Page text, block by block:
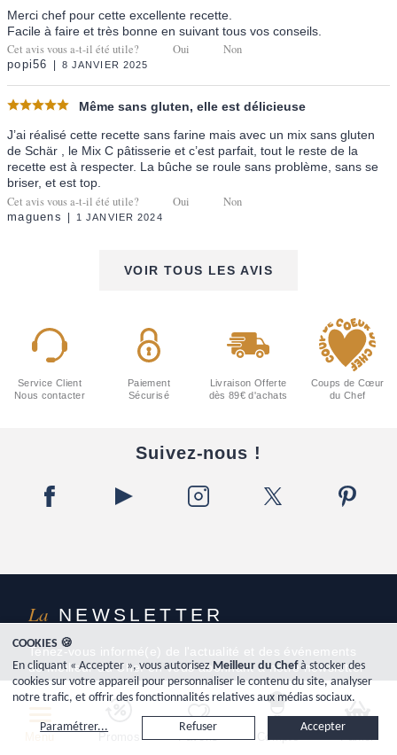
Favoris Compte Panier
Merci chef pour cette excellente recette.
Facile à faire et très bonne en suivant tous vos conseils.
Cet avis vous a-t-il été utile? Oui Non
popi56 8 JANVIER 2025
Même sans gluten, elle est délicieuse
J’ai réalisé cette recette sans farine mais avec un mix sans gluten
de Schär , le Mix C pâtisserie et c’est parfait, tout le reste de la
recette est à respecter. La bûche se roule sans problème, sans se
briser, et est top.
Cet avis vous a-t-il été utile? Oui Non
maguens 1 JANVIER 2024
VOIR TOUS LES AVIS
La NEWSLETTER
Tenez-vous informé(e) de l'actualité et des événements
de Meilleur du Chef en vous abonnant à notre newsletter
Service Client
Nous contacter
Paiement
Sécurisé
Livraison Offerte
dès 89€ d'achats
Coups de Cœur
du Chef
Suivez-nous !
COOKIES 🍪
En cliquant « Accepter », vous autorisezMeilleur du Chefà stocker des
cookies sur votre appareil pour personnaliser le contenu du site, analyser
notre trafic, et offrir des fonctionnalités relatives aux médias sociaux.
Accepter
Refuser
Paramétrer...